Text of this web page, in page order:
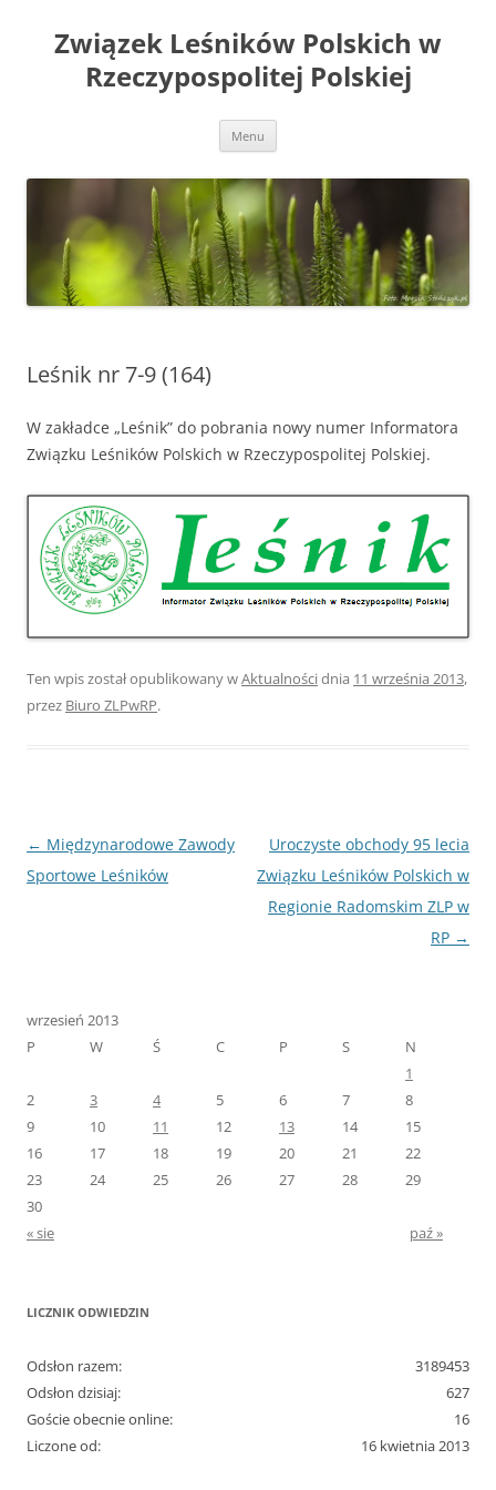
treściZwiązek Leśników Polskich w
Rzeczypospolitej Polskiej
Menu
Leśnik nr 7-9 (164)
W zakładce „Leśnik” do pobrania nowy numer Informatora
Związku Leśników Polskich w Rzeczypospolitej Polskiej.
Ten wpis został opublikowany wAktualnościdnia 11 września 2013,
przez Biuro ZLPwRP.
Nawigacja
wpisu
← Międzynarodowe Zawody
Sportowe Leśników
Uroczyste obchody 95 lecia
Związku Leśników Polskich w
Regionie Radomskim ZLP w
RP →
wrzesień 2013
P
W Ś C P S
N
1
2
3 4 5 6 7
8
9
10 11 12 13 14
15
16
17 18 19 20 21
22
23
24 25 26 27 28
29
30
« sie
paź »
LICZNIK ODWIEDZIN
3189453
Odsłon razem:
627
Odsłon dzisiaj:
16
Goście obecnie online:
16 kwietnia 2013
Liczone od: